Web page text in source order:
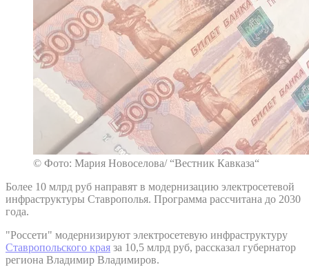
© Фото: Мария Новоселова/ “Вестник Кавказа“
Более 10 млрд руб направят в модернизацию электросетевой
инфраструктуры Ставрополья. Программа рассчитана до 2030
года.
"Россети" модернизируют электросетевую инфраструктуру
Ставропольского края за 10,5 млрд руб, рассказал губернатор
региона Владимир Владимиров.